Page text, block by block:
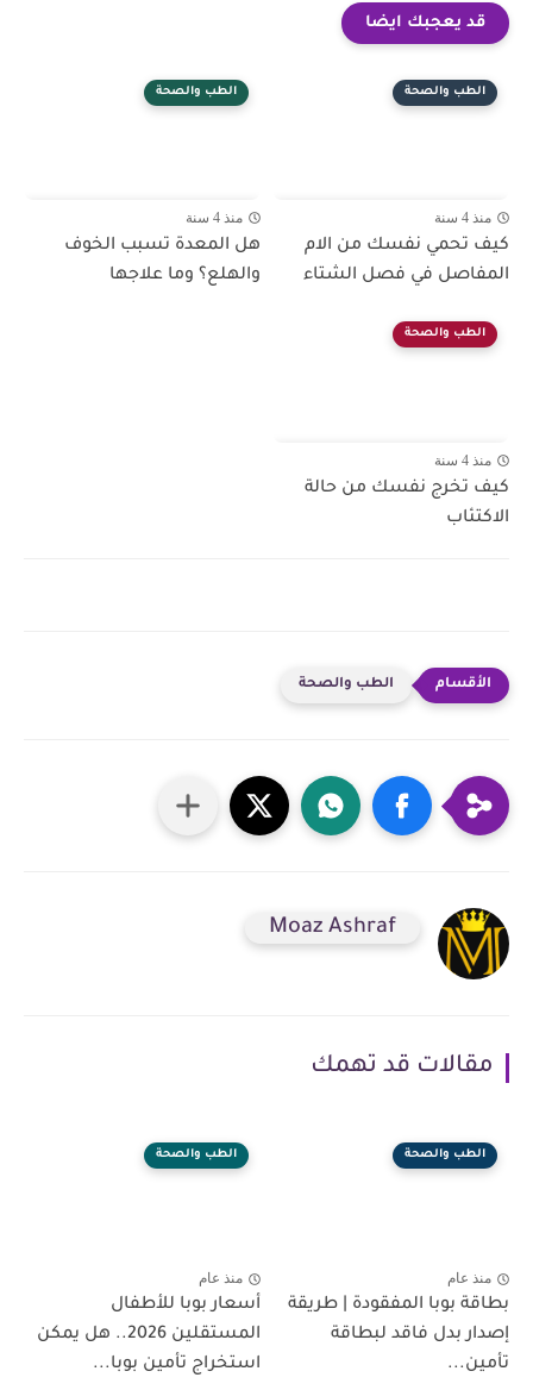
قد يعجبك ايضا
الطب والصحة
منذ 4 سنة
كيف تحمي نفسك من الام
المفاصل في فصل الشتاء
الطب والصحة
منذ 4 سنة
هل المعدة تسبب الخوف
والهلع؟ وما علاجها
الطب والصحة
منذ 4 سنة
كيف تخرج نفسك من حالة
الاكتئاب
الطب والصحة
Moaz Ashraf
مقالات قد تهمك
الطب والصحة
منذ عام
بطاقة بوبا المفقودة | طريقة
إصدار بدل فاقد لبطاقة
تأمين...
الطب والصحة
منذ عام
أسعار بوبا للأطفال
المستقلين 2026.. هل يمكن
استخراج تأمين بوبا...